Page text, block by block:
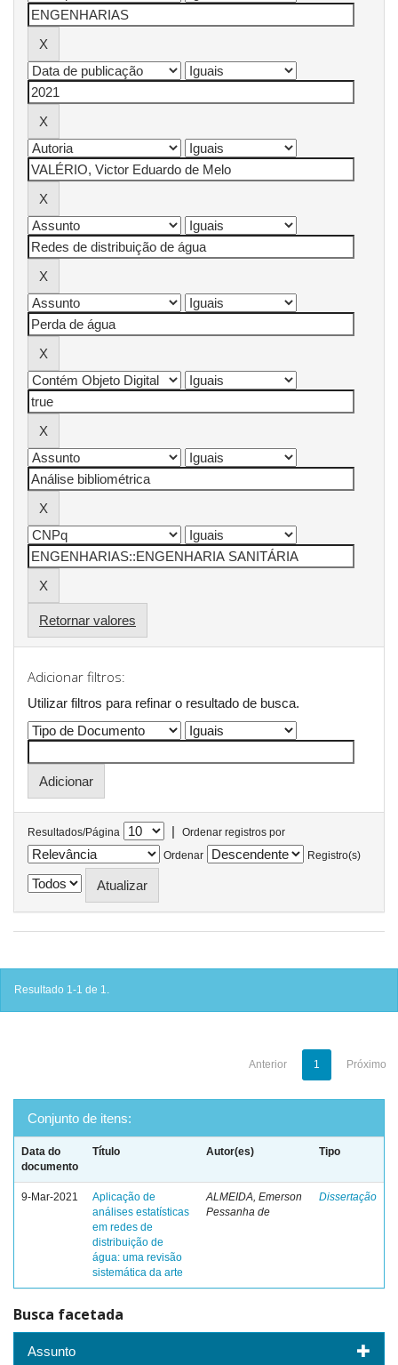
Retornar valores
Adicionar filtros:
Utilizar filtros para refinar o resultado de busca.
Resultados/Página |
Ordenar registros por
Ordenar
Registro(s)
Resultado 1-1 de 1.
Anterior 1 Próximo
Conjunto de itens:
Data do
documento
Título Autor(es) Tipo
9-Mar-2021
Aplicação de
análises estatísticas
em redes de
distribuição de
água: uma revisão
sistemática da arte
ALMEIDA, Emerson
Pessanha de
Dissertação
Busca facetada
Assunto